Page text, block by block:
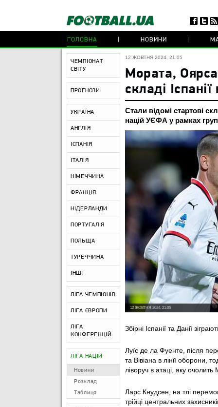
ГОЛОВНА НОВИНИ
ЧЕМПІОНАТ
СВІТУ
ПРОГНОЗИ
УКРАЇНА
АНГЛІЯ
ІСПАНІЯ
ІТАЛІЯ
НІМЕЧЧИНА
ФРАНЦІЯ
НІДЕРЛАНДИ
ПОРТУГАЛІЯ
ПОЛЬЩА
ТУРЕЧЧИНА
ІНШІ
ЛІГА ЧЕМПІОНІВ
ЛІГА ЄВРОПИ
ЛІГА
КОНФЕРЕНЦІЙ
ЛІГА НАЦІЙ
Новини
Розклад
Таблиця
12 ЖОВТНЯ 2024, 21:05
Мората,
складі
Стали відомі стартові
націй УЄФА у рамках
12 ЖОВТНЯ 2024, 21:05
Збірні Іспанії та Данії
Луїс де ла Фуенте, після
та Вівіана в лінії оборони,
ліворуч в атаці, яку очолить
Ларс Кнудсен, на тлі
трійці центральних